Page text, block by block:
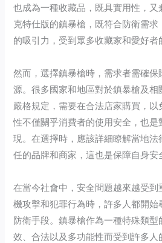
也成為一種收藏品，既具實用性，
克特仕版的鎮暴槍，既符合防衛需
的吸引力，受到眾多收藏家和愛好者
然而，選擇鎮暴槍時，需求者需確
源。很多國家和地區對於鎮暴槍及
嚴格規定，需要在合法店家購買，
性不僅關乎消費者的使用安全，也
現。在選擇時，應該詳細瞭解當地
任的品牌和商家，這也是保障自身安
在當今社會中，安全問題越來越受
機攻擊和犯罪行為時，許多人都開
防衛手段。鎮暴槍作為一種特殊類
效、合法以及多功能性而受到許多